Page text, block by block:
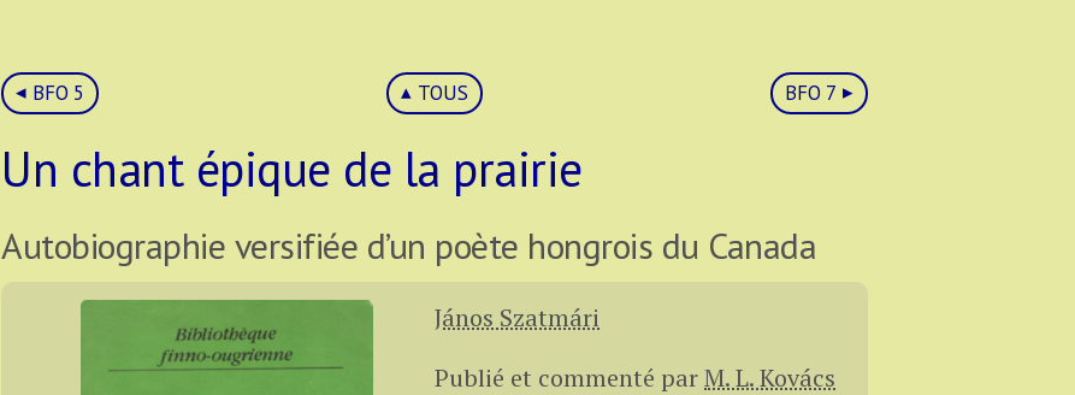
BFO 5 TOUS BFO 7
Un chant épique de la prairie
Autobiographie versifiée d’un poète hongrois du Canada
János Szatmári
Publié et commenté parM. L. Kovács